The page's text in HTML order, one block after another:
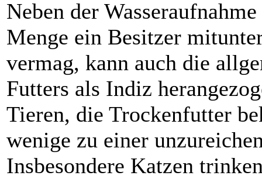
Neben der
Menge ein Besitzer
vermag, kann auch die
Futters als Indiz
Tieren, die Trockenfutter
wenige zu einer
Insbesondere Katzen